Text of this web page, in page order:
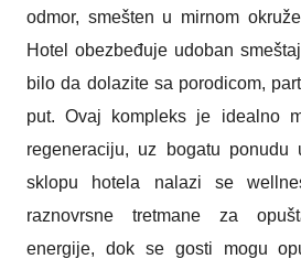
odmor, smešten u mirnom
Hotel obezbeđuje udoban
bilo da dolazite sa porodicom,
put. Ovaj kompleks je idealno
regeneraciju, uz bogatu
sklopu hotela nalazi se
raznovrsne tretmane za
energije, dok se gosti mogu